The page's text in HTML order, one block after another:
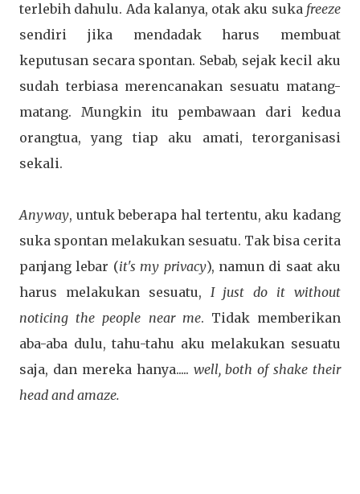
terlebih dahulu. Ada kalanya, otak aku suka freeze
sendiri jika mendadak harus membuat
keputusan secara spontan. Sebab, sejak kecil aku
sudah terbiasa merencanakan sesuatu matang-
matang. Mungkin itu pembawaan dari kedua
orangtua, yang tiap aku amati, terorganisasi
sekali.
Anyway, untuk beberapa hal tertentu, aku kadang
suka spontan melakukan sesuatu. Tak bisa cerita
panjang lebar (it's my privacy), namun di saat aku
harus melakukan sesuatu, I just do it without
noticing the people near me. Tidak memberikan
aba-aba dulu, tahu-tahu aku melakukan sesuatu
saja, dan mereka hanya..... well, both of shake their
head and amaze.